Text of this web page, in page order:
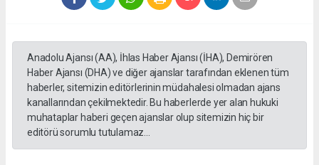
Anadolu Ajansı (AA), İhlas Haber Ajansı (İHA), Demirören
Haber Ajansı (DHA) ve diğer ajanslar tarafından eklenen tüm
haberler, sitemizin editörlerinin müdahalesi olmadan ajans
kanallarından çekilmektedir. Bu haberlerde yer alan hukuki
muhataplar haberi geçen ajanslar olup sitemizin hiç bir
editörü sorumlu tutulamaz...